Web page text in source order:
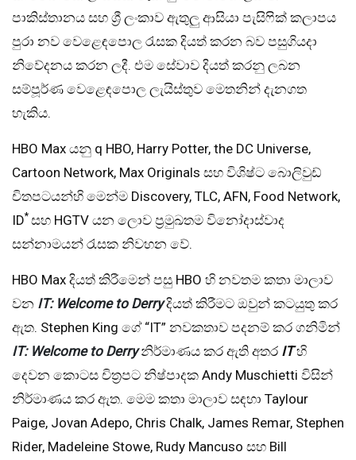
පාකිස්තානය සහ ශ්‍රී ලංකාව ඇතුලු ආසියා පැසිෆික් කලාපය
පුරා නව වෙළෙඳපොල රැසක දියත් කරන බව පසුගියදා
නිවේදනය කරන ලදී. එම සේවාව දියත් කරනු ලබන
සම්පූර්ණ වෙළෙඳපොල ලැයිස්තුව මෙතනින් දැනගත
හැකිය.
HBO Max යනු q HBO, Harry Potter, the DC Universe,
Cartoon Network, Max Originals සහ විශිෂ්ට බොලිවුඩ්
චිතපටයන්හි මෙන්ම Discovery, TLC, AFN, Food Network,
ID* සහ HGTV යන ලොව ප්‍රමුඛතම විනෝදාස්වාද
සන්නාමයන් රැසක නිවහන වේ.
HBO Max දියත් කිරීමෙන් පසු HBO හි නවතම කතා මාලාව
වන IT: Welcome to Derryදියත් කිරීමට ඔවුන් කටයුතු කර
ඇත. Stephen King ගේ “IT” නවකතාව පදනම් කර ගනිමින්
IT: Welcome to Derryනිර්මාණය කර ඇති අතර ITහි
දෙවන කොටස චිත්‍රපට නිෂ්පාදක Andy Muschietti විසින්
නිර්මාණය කර ඇත. මෙම කතා මාලාව සඳහා Taylour
Paige, Jovan Adepo, Chris Chalk, James Remar, Stephen
Rider, Madeleine Stowe, Rudy Mancuso සහ Bill